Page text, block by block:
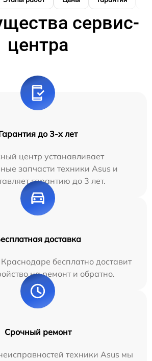
сервис-
центра
до 3-х лет
центр устанавливает
запчасти техники Asus и
гарантию до 3 лет.
доставка
бесплатно доставит
на ремонт и обратно.
Срочный ремонт
техники Asus мы